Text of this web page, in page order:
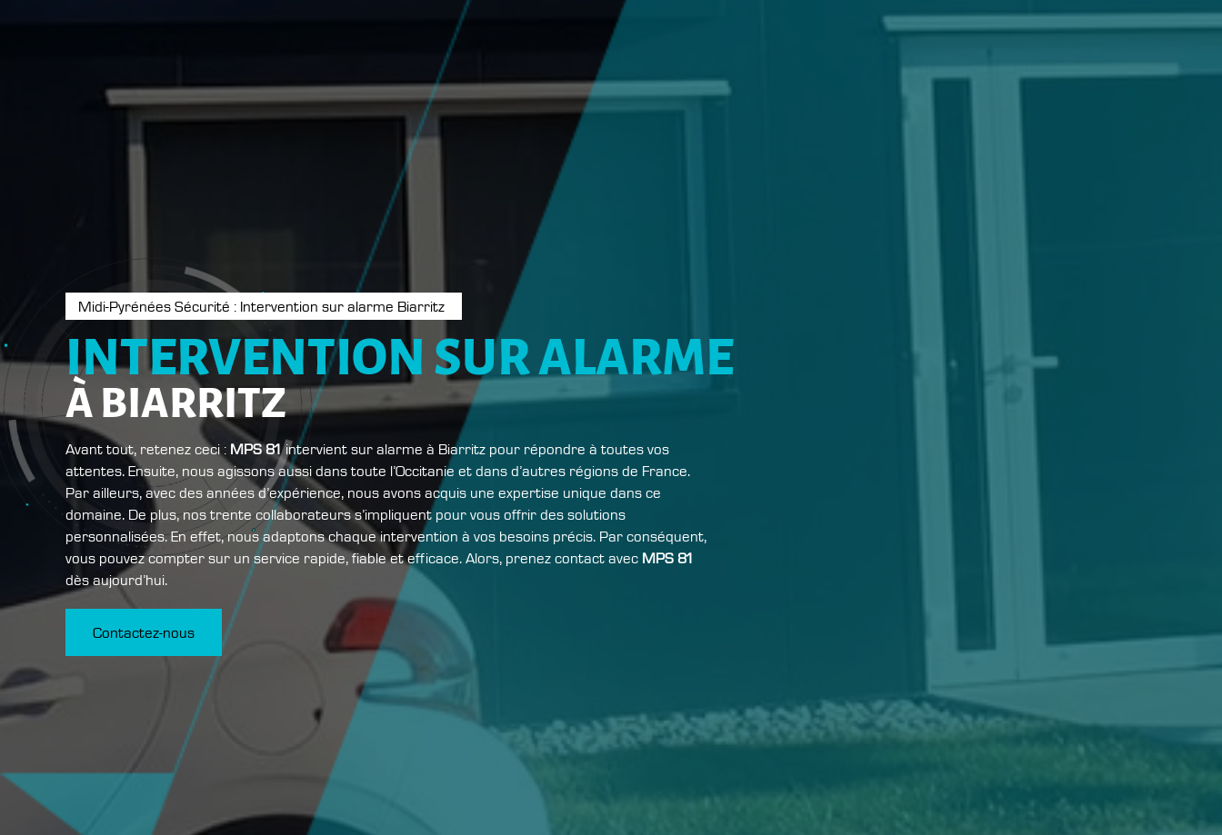
Midi-Pyrénées Sécurité : Intervention sur alarme Biarritz
INTERVENTION SUR ALARME
À BIARRITZ
Avant tout, retenez ceci : MPS 81intervient sur alarme à Biarritz pour répondre à toutes vos
attentes. Ensuite, nous agissons aussi dans toute l’Occitanie et dans d’autres régions de France.
Par ailleurs, avec des années d’expérience, nous avons acquis une expertise unique dans ce
domaine. De plus, nos trente collaborateurs s’impliquent pour vous offrir des solutions
personnalisées. En effet, nous adaptons chaque intervention à vos besoins précis. Par conséquent,
vous pouvez compter sur un service rapide, fiable et efficace. Alors, prenez contact avec MPS 81
dès aujourd’hui.
Contactez-nous